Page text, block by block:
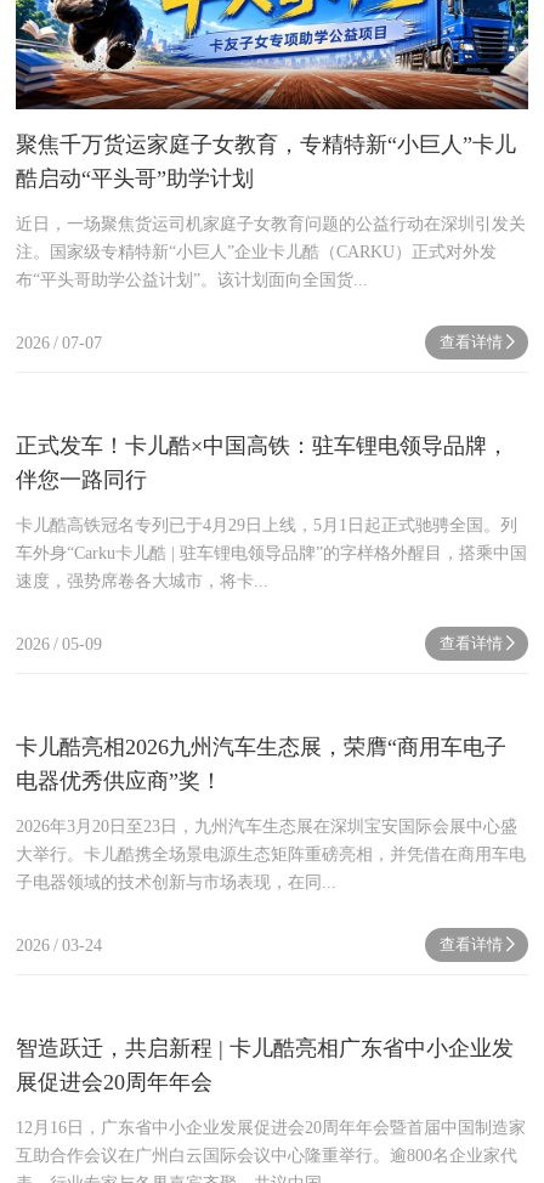
聚焦千万货运家庭子女教育，专精特新“小巨人”卡儿
酷启动“平头哥”助学计划
近日，一场聚焦货运司机家庭子女教育问题的公益行动在深圳引发关
注。国家级专精特新“小巨人”企业卡儿酷（CARKU）正式对外发
布“平头哥助学公益计划”。该计划面向全国货...
查看详情 next
2026 / 07-07
正式发车！卡儿酷×中国高铁：驻车锂电领导品牌，
伴您一路同行
卡儿酷高铁冠名专列已于4月29日上线，5月1日起正式驰骋全国。列
车外身“Carku卡儿酷 | 驻车锂电领导品牌”的字样格外醒目，搭乘中国
速度，强势席卷各大城市，将卡...
查看详情 next
2026 / 05-09
卡儿酷亮相2026九州汽车生态展，荣膺“商用车电子
电器优秀供应商”奖！
2026年3月20日至23日，九州汽车生态展在深圳宝安国际会展中心盛
大举行。卡儿酷携全场景电源生态矩阵重磅亮相，并凭借在商用车电
子电器领域的技术创新与市场表现，在同...
查看详情 next
2026 / 03-24
智造跃迁，共启新程 | 卡儿酷亮相广东省中小企业发
展促进会20周年年会
12月16日，广东省中小企业发展促进会20周年年会暨首届中国制造家
互助合作会议在广州白云国际会议中心隆重举行。逾800名企业家代